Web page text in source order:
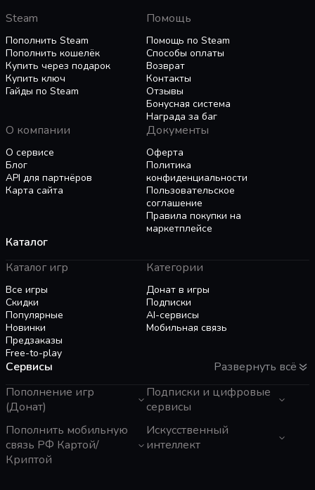
Steam
Пополнить Steam
Пополнить кошелёк
Купить через подарок
Купить ключ
Гайды по Steam
Помощь
Помощь по Steam
Способы оплаты
Возврат
Контакты
Отзывы
Бонусная система
Награда за баг
О компании
О сервисе
Блог
API для партнёров
Карта сайта
Документы
Оферта
Политика
конфиденциальности
Пользовательское
соглашение
Правила покупки на
маркетплейсе
Каталог
Каталог игр
Все игры
Скидки
Популярные
Новинки
Предзаказы
Free-to-play
Категории
Донат в игры
Подписки
AI-сервисы
Мобильная связь
Сервисы
Развернуть всё
Пополнение игр
(Донат)
GTA 6
Пополнение Steam
Roblox
Genshin Impact
Подписки и цифровые
сервисы
Telegram Звезды
Apple ID
Пополнить мобильную
связь РФ Картой/
Криптой
Искусственный
интеллект